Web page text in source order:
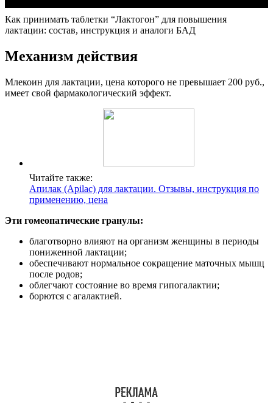
Как принимать таблетки “Лактогон” для повышения
лактации: состав, инструкция и аналоги БАД
Механизм действия
Млекоин для лактации, цена которого не превышает 200 руб.,
имеет свой фармакологический эффект.
Читайте также:
Апилак (Apilac) для лактации. Отзывы, инструкция по
применению, цена
Эти гомеопатические гранулы:
благотворно влияют на организм женщины в периоды
пониженной лактации;
обеспечивают нормальное сокращение маточных мышц
после родов;
облегчают состояние во время гипогалактии;
борются с агалактией.